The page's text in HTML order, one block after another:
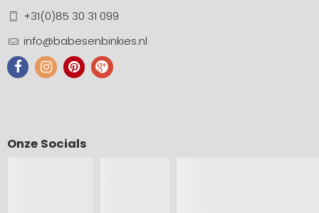
+31(0)85 30 31 099
info@babesenbinkies.nl
Onze Socials